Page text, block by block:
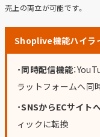
売上の両立が可能です。
Shoplive機能ハイラ
・同時配信機能：
ラットフォームへ同
・SNSからECサイト
ィックに転換